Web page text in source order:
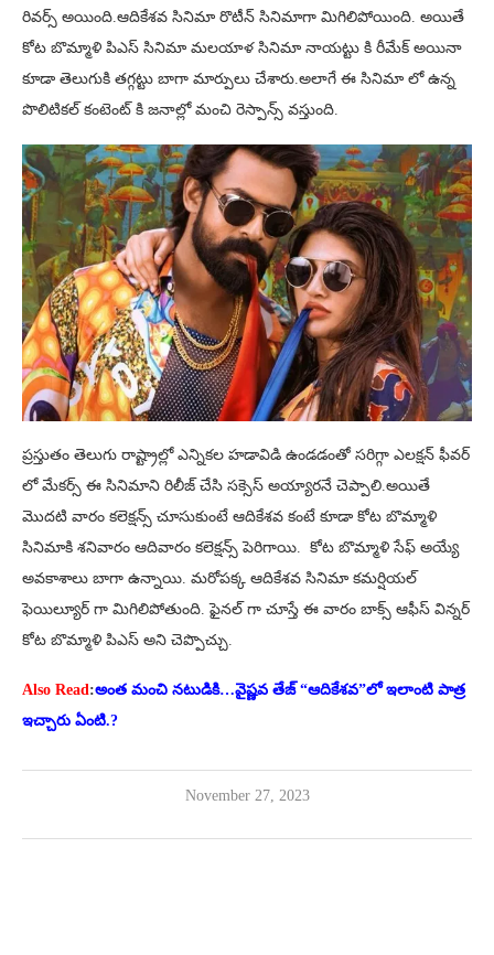
రివర్స్ అయింది.ఆదికేశవ సినిమా రొటీన్ సినిమాగా మిగిలిపోయింది. అయితే
కోట బొమ్మాళి పిఎస్ సినిమా మలయాళ సినిమా నాయట్టు కి రీమేక్ అయినా
కూడా తెలుగుకి తగ్గట్టు బాగా మార్పులు చేశారు.అలాగే ఈ సినిమా లో ఉన్న
పొలిటికల్ కంటెంట్ కి జనాల్లో మంచి రెస్పాన్స్ వస్తుంది.
ప్రస్తుతం తెలుగు రాష్ట్రాల్లో ఎన్నికల హడావిడి ఉండడంతో సరిగ్గా ఎలక్షన్ ఫీవర్
లో మేకర్స్ ఈ సినిమాని రిలీజ్ చేసి సక్సెస్ అయ్యారనే చెప్పాలి.అయితే
మొదటి వారం కలెక్షన్స్ చూసుకుంటే ఆదికేశవ కంటే కూడా కోట బొమ్మాళి
సినిమాకి శనివారం ఆదివారం కలెక్షన్స్ పెరిగాయి. కోట బొమ్మాళి సేఫ్ అయ్యే
అవకాశాలు బాగా ఉన్నాయి. మరోపక్క ఆదికేశవ సినిమా కమర్షియల్
ఫెయిల్యూర్ గా మిగిలిపోతుంది. ఫైనల్ గా చూస్తే ఈ వారం బాక్స్ ఆఫీస్ విన్నర్
కోట బొమ్మాళి పిఎస్ అని చెప్పొచ్చు.
Also Read:అంత మంచి నటుడికి…వైష్ణవ తేజ్ “ఆదికేశవ”లో ఇలాంటి పాత్ర
ఇచ్చారు ఏంటి.?
November 27, 2023